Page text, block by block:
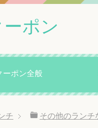
ポン
ーポン全般
チ その他のランチ